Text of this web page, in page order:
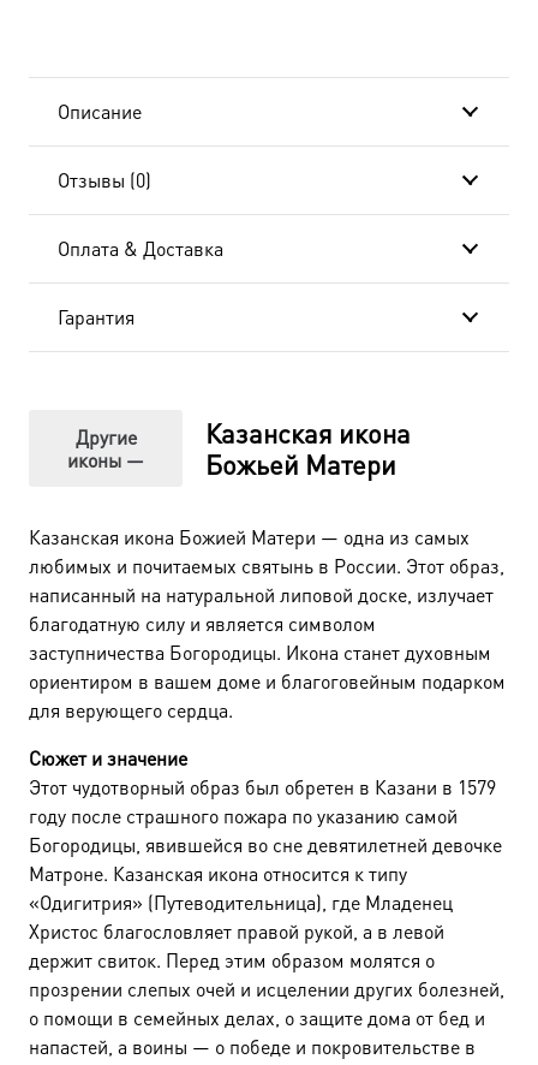
окладе,
пара
икон,
(Италия)
85300-
302-
ORO-
1
Описание
Отзывы (0)
Оплата & Доставка
Гарантия
Другие
иконы —
Казанская икона
Божьей Матери
Казанская икона Божией Матери — одна из самых
любимых и почитаемых святынь в России. Этот образ,
написанный на натуральной липовой доске, излучает
благодатную силу и является символом
заступничества Богородицы. Икона станет духовным
ориентиром в вашем доме и благоговейным подарком
для верующего сердца.
Сюжет и значение
Этот чудотворный образ был обретен в Казани в 1579
году после страшного пожара по указанию самой
Богородицы, явившейся во сне девятилетней девочке
Матроне. Казанская икона относится к типу
«Одигитрия» (Путеводительница), где Младенец
Христос благословляет правой рукой, а в левой
держит свиток. Перед этим образом молятся о
прозрении слепых очей и исцелении других болезней,
о помощи в семейных делах, о защите дома от бед и
напастей, а воины — о победе и покровительстве в